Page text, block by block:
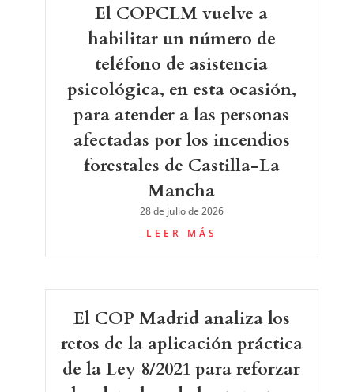
El COPCLM vuelve a
habilitar un número de
teléfono de asistencia
psicológica, en esta ocasión,
para atender a las personas
afectadas por los incendios
forestales de Castilla-La
Mancha
28 de julio de 2026
LEER MÁS
El COP Madrid analiza los
retos de la aplicación práctica
de la Ley 8/2021 para reforzar